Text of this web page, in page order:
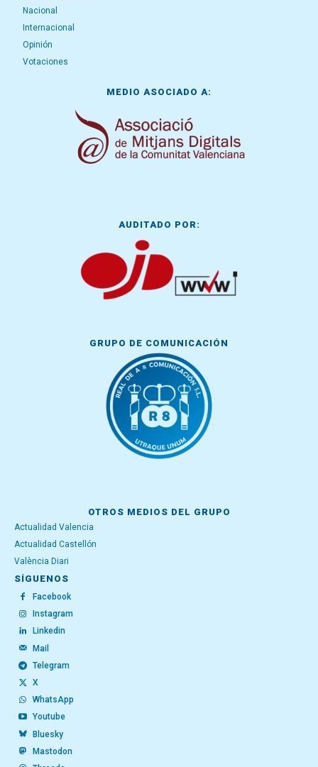
Nacional
Internacional
Opinión
Votaciones
MEDIO ASOCIADO A:
AUDITADO POR:
GRUPO DE COMUNICACIÓN
OTROS MEDIOS DEL GRUPO
Actualidad Valencia
Actualidad Castellón
València Diari
SÍGUENOS
Facebook
Instagram
Linkedin
Mail
Telegram
X
WhatsApp
Youtube
Bluesky
Mastodon